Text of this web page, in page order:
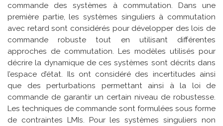
commande des systèmes à commutation. Dans une
première partie, les systèmes singuliers à commutation
avec retard sont considérés pour développer des lois de
commande robuste tout en utilisant différentes
approches de commutation. Les modèles utilisés pour
décrire la dynamique de ces systèmes sont décrits dans
l’espace d’état. Ils ont considéré des incertitudes ainsi
que des perturbations permettant ainsi à la loi de
commande de garantir un certain niveau de robustesse.
Les techniques de commande sont formulées sous forme
de contraintes LMIs. Pour les systèmes singuliers non